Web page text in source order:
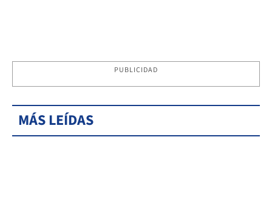
PUBLICIDAD
MÁS LEÍDAS